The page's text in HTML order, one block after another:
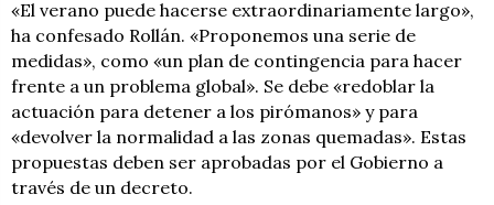
«El verano puede hacerse extraordinariamente largo»,
ha confesado Rollán. «Proponemos una serie de
medidas», como «un plan de contingencia para hacer
frente a un problema global». Se debe «redoblar la
actuación para detener a los pirómanos» y para
«devolver la normalidad a las zonas quemadas». Estas
propuestas deben ser aprobadas por el Gobierno a
través de un decreto.